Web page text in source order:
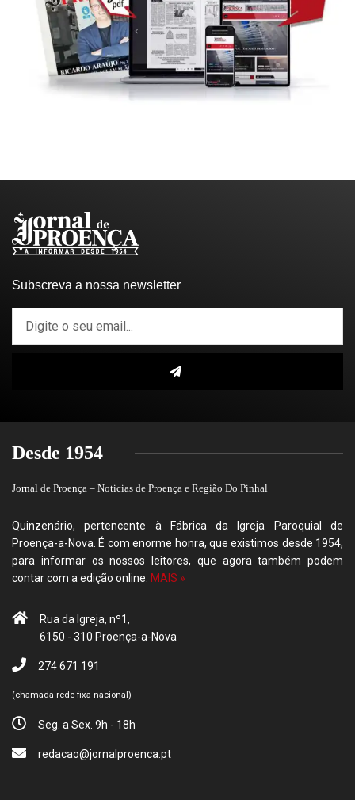
Subscreva a nossa newsletter
Desde 1954
Jornal de Proença – Noticias de Proença e Região Do Pinhal
Quinzenário, pertencente à Fábrica da Igreja Paroquial de
Proença-a-Nova. É com enorme honra, que existimos desde 1954,
para informar os nossos leitores, que agora também podem
contar com a edição online. MAIS »
Rua da Igreja, nº1,
6150 - 310 Proença-a-Nova
274 671 191
(chamada rede fixa nacional)
Seg. a Sex. 9h - 18h
redacao@jornalproenca.pt